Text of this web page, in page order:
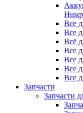
Все
Все
Всё
Все
Все
Все
Все
Запчасти
Запчасти